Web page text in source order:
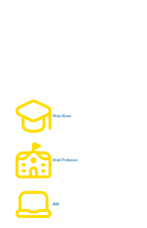
Web Aluno
Web Professor
AVA